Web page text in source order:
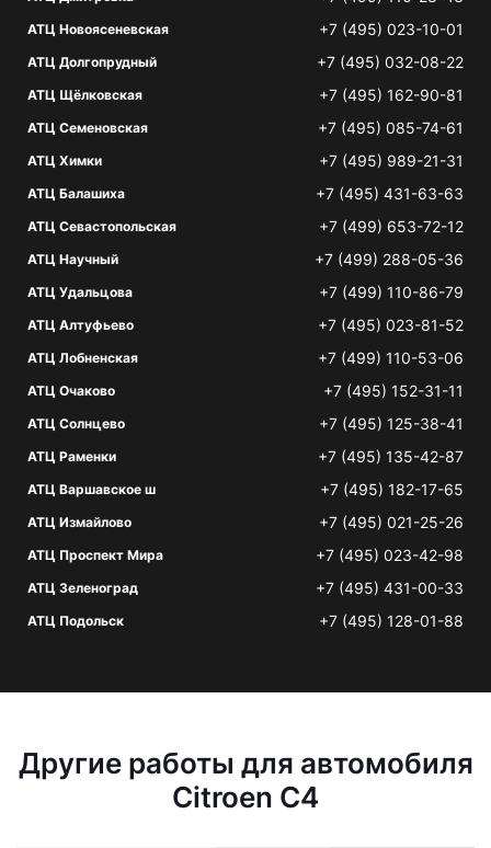
АТЦ Новоясеневская +7 (495) 023-10-01
АТЦ Долгопрудный +7 (495) 032-08-22
АТЦ Щёлковская +7 (495) 162-90-81
АТЦ Семеновская +7 (495) 085-74-61
АТЦ Химки +7 (495) 989-21-31
АТЦ Балашиха +7 (495) 431-63-63
АТЦ Севастопольская +7 (499) 653-72-12
АТЦ Научный +7 (499) 288-05-36
АТЦ Удальцова +7 (499) 110-86-79
АТЦ Алтуфьево +7 (495) 023-81-52
АТЦ Лобненская +7 (499) 110-53-06
АТЦ Очаково +7 (495) 152-31-11
АТЦ Солнцево +7 (495) 125-38-41
АТЦ Раменки +7 (495) 135-42-87
АТЦ Варшавское ш +7 (495) 182-17-65
АТЦ Измайлово +7 (495) 021-25-26
АТЦ Проспект Мира +7 (495) 023-42-98
АТЦ Зеленоград +7 (495) 431-00-33
АТЦ Подольск +7 (495) 128-01-88
Другие работы для автомобиля
Citroen C4